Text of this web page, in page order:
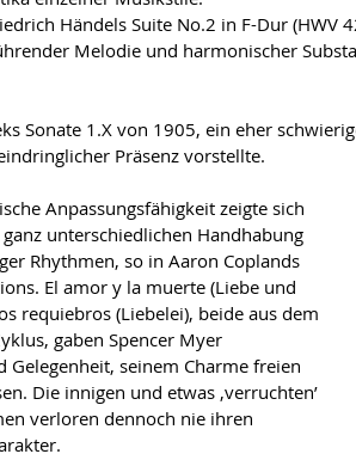
Händels Suite No.2 in F-Dur (HWV
Melodie und harmonischer
Sonate 1.X von 1905, ein eher
Präsenz vorstellte.
Anpassungsfähigkeit zeigte sich
unterschiedlichen Handhabung
Rhythmen, so in Aaron Coplands
El amor y la muerte (Liebe und
requiebros (Liebelei), beide aus dem
gaben Spencer Myer
Gelegenheit, seinem Charme freien
Die innigen und etwas ‚verruchten’
verloren dennoch nie ihren